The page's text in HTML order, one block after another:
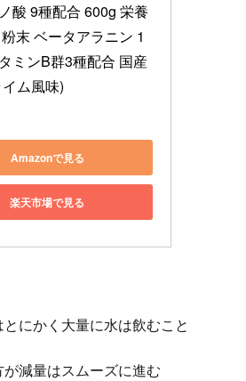
酸 9種配合 600g 栄養
末 ベータアラニン 1
ミンB群3種配合 国産
ム風味)
Amazonで見る
楽天市場で見る
とにかく大量に水は飲むこと
が減量はスムーズに進む